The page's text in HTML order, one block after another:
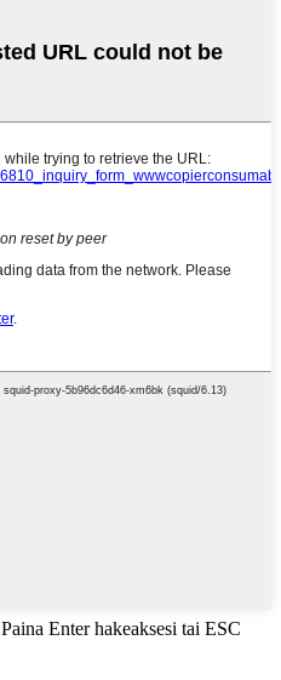
Paina Enter hakeaksesi tai ESC